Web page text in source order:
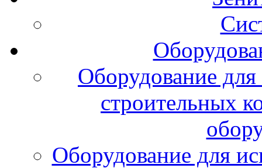
Оборудование
строительных
Оборудование для